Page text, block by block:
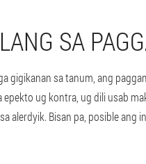
SA
gigikanan sa tanum, ang
ug kontra, ug dili usab
alerdyik. Bisan pa, posible ang